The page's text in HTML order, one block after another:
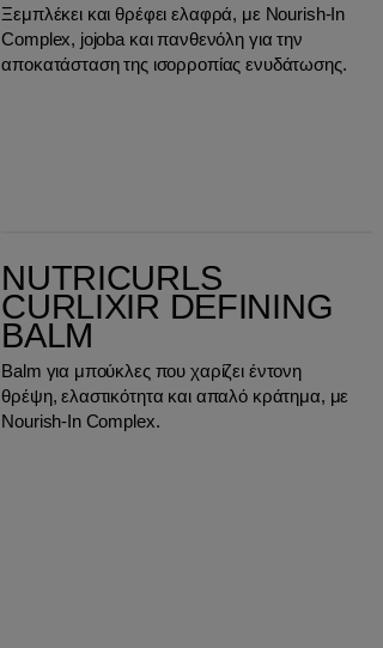
Ξεμπλέκει και θρέφει ελαφρά, με Nourish‑In
Complex, jojoba και πανθενόλη για την
αποκατάσταση της ισορροπίας ενυδάτωσης.
NUTRICURLS
CURLIXIR DEFINING
BALM
Balm για μπούκλες που χαρίζει έντονη
θρέψη, ελαστικότητα και απαλό κράτημα, με
Nourish‑In Complex.